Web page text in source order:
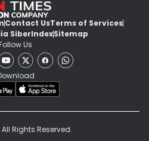
Contact UsTerms of Services
SiberIndexSitemap
Us
Rights Reserved.